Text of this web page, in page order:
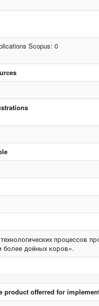
Scopus: 0
процессов
дойных коров».
product offerred for